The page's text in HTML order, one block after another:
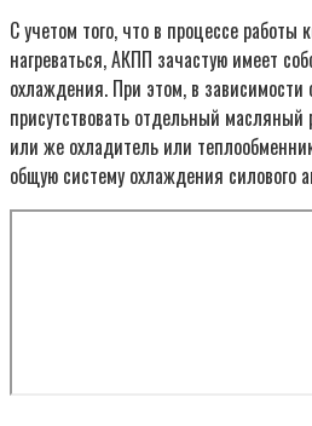
С учетом того, что в процессе работы
нагреваться, АКПП зачастую имеет
охлаждения. При этом, в зависимости
присутствовать отдельный масляный
или же охладитель или
общую систему охлаждения силового